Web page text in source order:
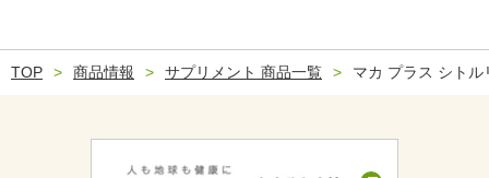
TOP 商品情報 サプリメント 商品一覧 マカ プラス シトル